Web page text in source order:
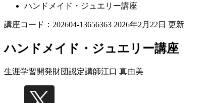
ハンドメイド・ジュエリー講座
講座コード：202604-13656363 2026年2月22日 更新
ハンドメイド・ジュエリー講座
生涯学習開発財団認定講師江口 真由美